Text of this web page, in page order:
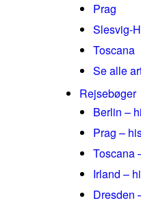
Prag
Slesvig-
Toscana
Se alle
Rejsebøger
Berlin –
Prag –
Toscana
Irland –
Dresden